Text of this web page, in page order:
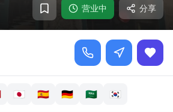
营业中 分享
🇯🇵 🇪🇸 🇩🇪 🇸🇦 🇰🇷